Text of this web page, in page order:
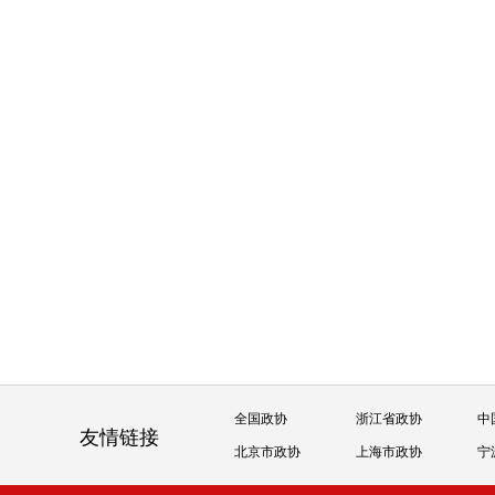
友情链接
全国政协 浙江省政协 中
北京市政协 上海市政协 宁